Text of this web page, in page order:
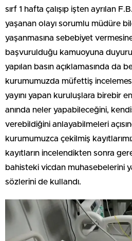
sırf 1 hafta çalışıp işten ayrılan
yaşanan olayı sorumlu müdüre
yaşanmasına sebebiyet
başvurulduğu kamuoyuna
yapılan basın açıklamasında da
kurumumuzda müfettiş
yayını yapan kuruluşlara birebir
anında neler yapabileceğini,
verebildiğini anlayabilmeleri
kurumumuzca çekilmiş
kayıtların incelendikten sonra
bahisteki vicdan muhasebelerini
sözlerini de kullandı.